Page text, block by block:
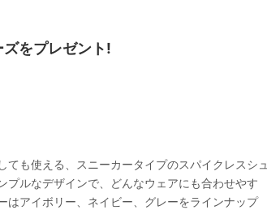
をプレゼント!
ても使える、スニーカータイプのスパイクレスシュ
プルなデザインで、どんなウェアにも合わせやす
はアイボリー、ネイビー、グレーをラインナップ